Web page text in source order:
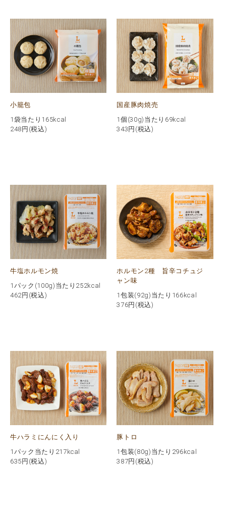
小籠包
1袋当たり165kcal
248 円(税込)
国産豚肉焼売
1個(30g)当たり69kcal
343 円(税込)
牛塩ホルモン焼
1パック(100g)当たり252kcal
462円(税込)
ホルモン2種 旨辛コチュジ
ャン味
1包装(92g)当たり166kcal
376円(税込)
牛ハラミにんにく入り
1パック当たり217kcal
635 円(税込)
豚トロ
1包装(80g)当たり296kcal
387円(税込)